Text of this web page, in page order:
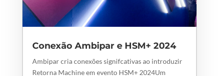
Conexão Ambipar e HSM+ 2024
Ambipar cria conexões signifcativas ao introduzir
Retorna Machine em evento HSM+ 2024Um